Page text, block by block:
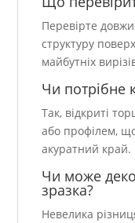
Перевірте
структуру
майбутніх
Чи потрібне
Так, відкриті
або профілем,
акуратний край.
Чи може
зразка?
Невелика